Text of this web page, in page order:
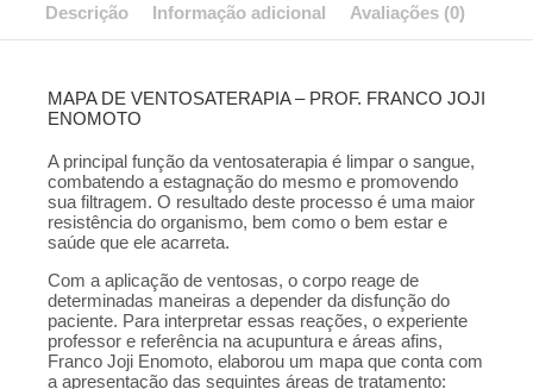
Descrição Informação adicional Avaliações (0)
MAPA DE VENTOSATERAPIA – PROF. FRANCO JOJI
ENOMOTO
A principal função da ventosaterapia é limpar o sangue,
combatendo a estagnação do mesmo e promovendo
sua filtragem. O resultado deste processo é uma maior
resistência do organismo, bem como o bem estar e
saúde que ele acarreta.
Com a aplicação de ventosas, o corpo reage de
determinadas maneiras a depender da disfunção do
paciente. Para interpretar essas reações, o experiente
professor e referência na acupuntura e áreas afins,
Franco Joji Enomoto, elaborou um mapa que conta com
a apresentação das seguintes áreas de tratamento: